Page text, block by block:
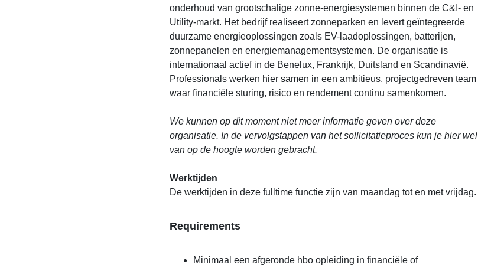
onderhoud van grootschalige zonne-energiesystemen binnen de C&I- en
Utility-markt. Het bedrijf realiseert zonneparken en levert geïntegreerde
duurzame energieoplossingen zoals EV-laadoplossingen, batterijen,
zonnepanelen en energiemanagementsystemen. De organisatie is
internationaal actief in de Benelux, Frankrijk, Duitsland en Scandinavië.
Professionals werken hier samen in een ambitieus, projectgedreven team
waar financiële sturing, risico en rendement continu samenkomen.
We kunnen op dit moment niet meer informatie geven over deze
organisatie. In de vervolgstappen van het sollicitatieproces kun je hier wel
van op de hoogte worden gebracht.
Werktijden
De werktijden in deze fulltime functie zijn van maandag tot en met vrijdag.
Requirements
Minimaal een afgeronde hbo opleiding in financiële of